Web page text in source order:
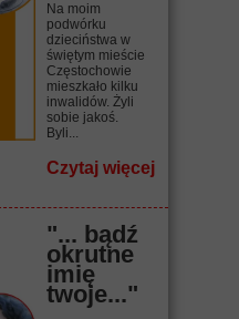
Na moim
podwórku
dzieciństwa w
świętym mieście
Częstochowie
mieszkało kilku
inwalidów. Żyli
sobie jakoś.
Byli...
Czytaj więcej
"... bądź
okrutne
imię
twoje..."